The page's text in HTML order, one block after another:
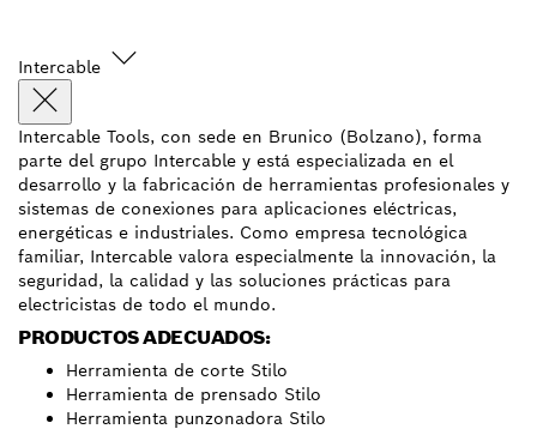
Intercable
Intercable Tools, con sede en Brunico (Bolzano), forma
parte del grupo Intercable y está especializada en el
desarrollo y la fabricación de herramientas profesionales y
sistemas de conexiones para aplicaciones eléctricas,
energéticas e industriales. Como empresa tecnológica
familiar, Intercable valora especialmente la innovación, la
seguridad, la calidad y las soluciones prácticas para
electricistas de todo el mundo.
PRODUCTOS ADECUADOS:
Herramienta de corte Stilo
Herramienta de prensado Stilo
Herramienta punzonadora Stilo